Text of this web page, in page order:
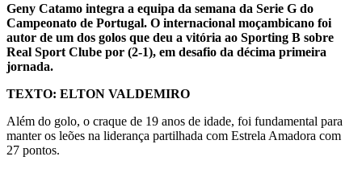
Geny Catamo integra a equipa da semana da Serie G do
Campeonato de Portugal. O internacional moçambicano foi
autor de um dos golos que deu a vitória ao Sporting B sobre
Real Sport Clube por (2-1), em desafio da décima primeira
jornada.
TEXTO: ELTON VALDEMIRO
Além do golo, o craque de 19 anos de idade, foi fundamental para
manter os leões na liderança partilhada com Estrela Amadora com
27 pontos.